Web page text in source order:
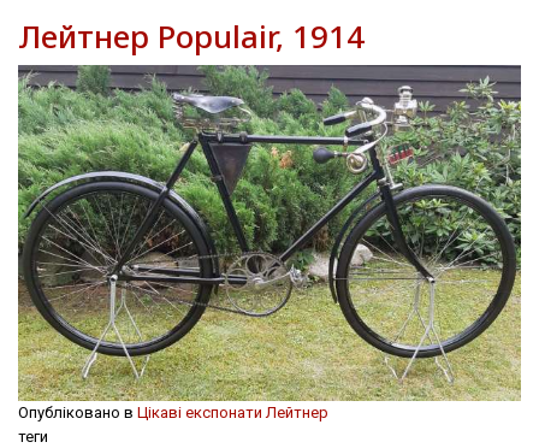
Лейтнер Populair, 1914
Опубліковано в Цікаві експонати Лейтнер
теги